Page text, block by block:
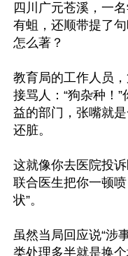
四川广元苍溪，一
有蛆，还顺带提了
怎么著？
教育局的工作人员
接骂人：“狗杂种！
益的部门，张嘴就
还脏。
这就像你去医院投
联合医生把你一顿
状”。
虽然当局回应说“涉
类处理多半就是换